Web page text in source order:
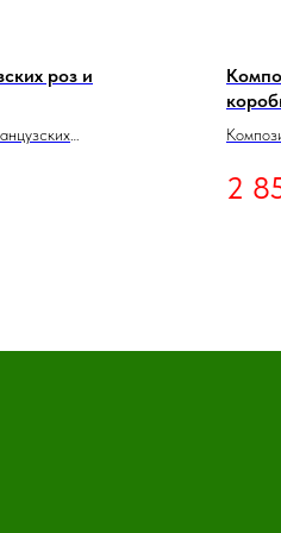
роз и
Он отлично
событий,
2